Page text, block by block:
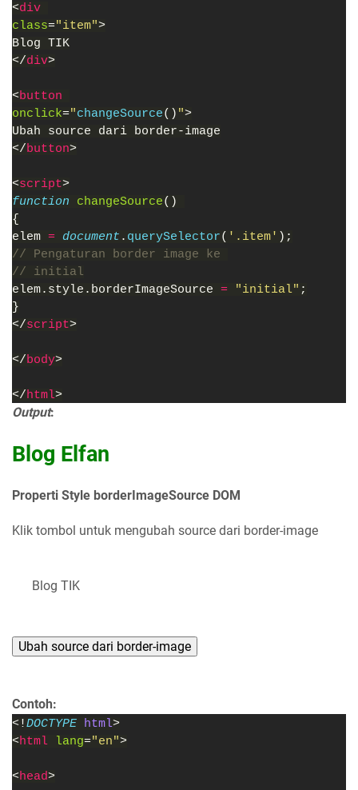
<div
class="item">
Blog TIK
</div>
<button
onclick="changeSource() ">
Ubah source dari border-image
</button>
<script>
function changeSource()
{
elem = document . querySelector( '.item' );
// Pengaturan border image ke
// initial
elem.style.borderImageSource = "initial" ;
}
</script>
</body>
</html>
Output:
Blog Elfan
Properti Style borderImageSource DOM
Klik tombol untuk mengubah source dari border-image
Blog TIK
Ubah source dari border-image
Contoh:
<!DOCTYPE html>
<html lang="en">
<head>